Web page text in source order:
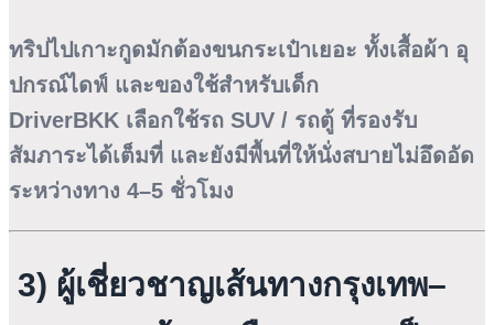
ทริปไปเกาะกูดมักต้องขนกระเป๋าเยอะ ทั้งเสื้อผ้า อุ
ปกรณ์ไดฟ์ และของใช้สำหรับเด็ก
DriverBKK เลือกใช้รถ SUV / รถตู้ ที่รองรับ
สัมภาระได้เต็มที่ และยังมีพื้นที่ให้นั่งสบายไม่อึดอัด
ระหว่างทาง 4–5 ชั่วโมง
3) ผู้เชี่ยวชาญเส้นทางกรุงเทพ–